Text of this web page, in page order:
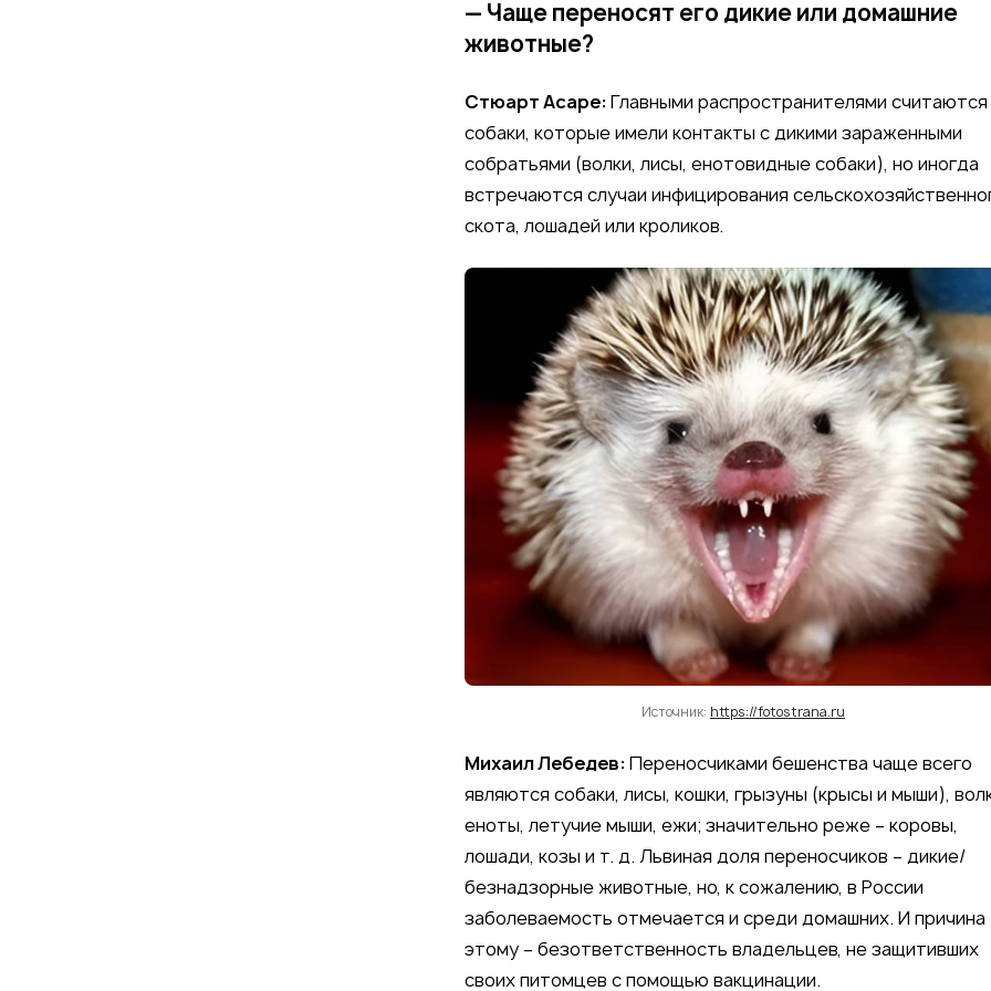
— Чаще переносят его дикие или домашние
животные?
Стюарт Асаре:Главными распространителями считаются
собаки, которые имели контакты с дикими зараженными
собратьями (волки, лисы, енотовидные собаки), но иногда
встречаются случаи инфицирования
скота, лошадей или кроликов.
Источник: https://fotostrana.ru
Михаил Лебедев:Переносчиками бешенства чаще всего
являются собаки, лисы, кошки, грызуны (крысы и мыши),
еноты, летучие мыши, ежи; значительно реже – коровы,
лошади, козы и т. д. Львиная доля переносчиков – дикие/
безнадзорные животные, но, к сожалению, в России
заболеваемость отмечается и среди домашних. И причина
этому – безответственность владельцев, не защитивших
своих питомцев с помощью вакцинации.